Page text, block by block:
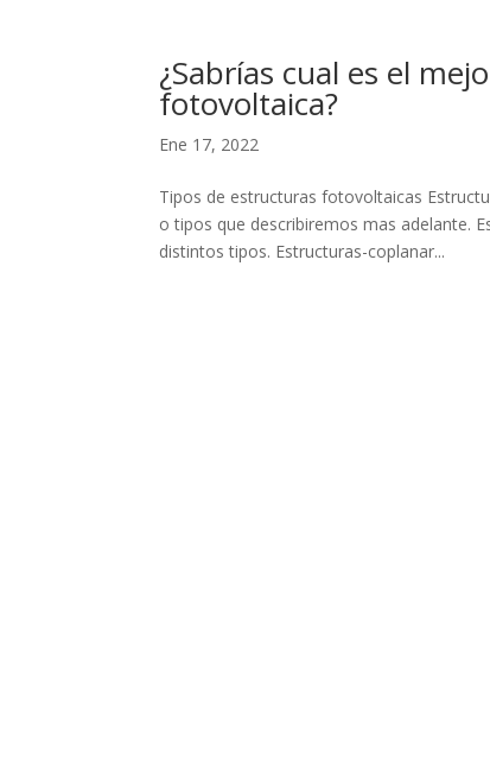
¿Sabrías cual es el
fotovoltaica?
Ene 17, 2022
Tipos de estructuras fotovoltaicas
o tipos que describiremos mas adelante.
distintos tipos. Estructuras-coplanar...